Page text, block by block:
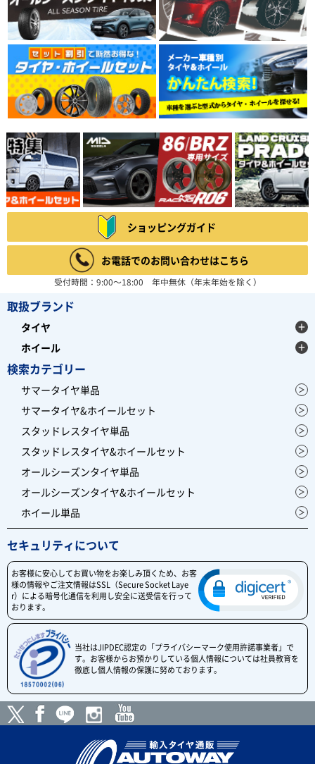
ショッピングガイド
お電話でのお問い合わせはこちら
受付時間：9:00～18:00 年中無休（年末年始を除く）
取扱ブランド
タイヤ
ホイール
検索カテゴリー
サマータイヤ単品
サマータイヤ&ホイールセット
スタッドレスタイヤ単品
スタッドレスタイヤ&ホイールセット
オールシーズンタイヤ単品
オールシーズンタイヤ&ホイールセット
ホイール単品
セキュリティについて
お客様に安心してお買い物をお楽しみ頂くため、お客
様の情報やご注文情報はSSL（Secure Socket Laye
r）による暗号化通信を利用し安全に送受信を行って
おります。
当社はJIPDEC認定の「プライバシーマーク使用許諾事業者」で
す。お客様からお預かりしている個人情報については社員教育を
徹底し個人情報の保護に努めております。